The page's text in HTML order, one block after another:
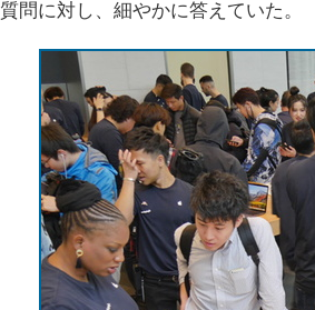
質問に対し、細やかに答えていた。